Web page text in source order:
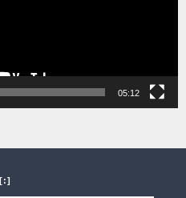
05:12